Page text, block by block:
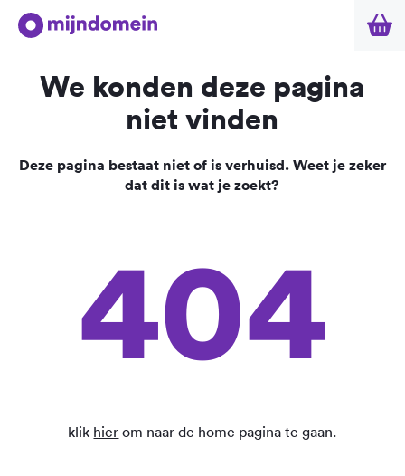
We konden deze pagina
niet vinden
Deze pagina bestaat niet of is verhuisd. Weet je zeker
dat dit is wat je zoekt?
404
klik hier om naar de home pagina te gaan.